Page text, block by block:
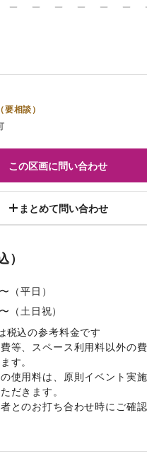
相談）
この区画に問い合わせ
まとめて問い合わせ
（平日）
（土日祝）
税込の参考料金です
等、スペース利用料以外の
す。
使用料は、原則イベント実
だきます。
とのお打ち合わせ時にご確